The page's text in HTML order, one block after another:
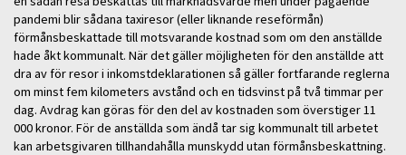
pandemi blir sådana taxiresor (eller liknande reseförmån)
förmånsbeskattade till motsvarande kostnad som om den anställde
hade åkt kommunalt. När det gäller möjligheten för den anställde att
dra av för resor i inkomstdeklarationen så gäller fortfarande reglerna
om minst fem kilometers avstånd och en tidsvinst på två timmar per
dag. Avdrag kan göras för den del av kostnaden som överstiger 11
000 kronor. För de anställda som ändå tar sig kommunalt till arbetet
kan arbetsgivaren tillhandahålla munskydd utan förmånsbeskattning.